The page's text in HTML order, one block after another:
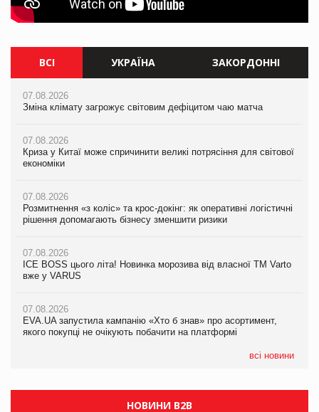
ВСІ УКРАЇНА ЗАКОРДОННІ
07.08.2026
Зміна клімату загрожує світовим дефіцитом чаю матча
07.08.2026
Криза у Китаї може спричинити великі потрясіння для світової
економіки
07.08.2026
Розмитнення «з коліс» та крос-докінг: як оперативні логістичні
рішення допомагають бізнесу зменшити ризики
07.08.2026
ICE BOSS цього літа! Новинка морозива від власної ТМ Varto
вже у VARUS
07.08.2026
EVA.UA запустила кампанію «Хто б знав» про асортимент,
якого покупці не очікують побачити на платформі
всі новини
07.08.2026
Зміна клімату загрожує світовим дефіцитом чаю матча
07.08.2026
Криза у Китаї може спричинити великі потрясіння для світової
економіки
07.08.2026
Розмитнення «з коліс» та крос-докінг: як оперативні логістичні
рішення допомагають бізнесу зменшити ризики
07.08.2026
ICE BOSS цього літа! Новинка морозива від власної ТМ Varto
вже у VARUS
07.08.2026
EVA.UA запустила кампанію «Хто б знав» про асортимент,
якого покупці не очікують побачити на платформі
07.08.2026
Зміна клімату загрожує світовим дефіцитом чаю матча
07.08.2026
Криза у Китаї може спричинити великі потрясіння для світової
економіки
07.08.2026
Kraft Heinz скоротила збиток у першому півріччі
Продажі Hugo Boss впали на 9%
НОВИНИ B2B